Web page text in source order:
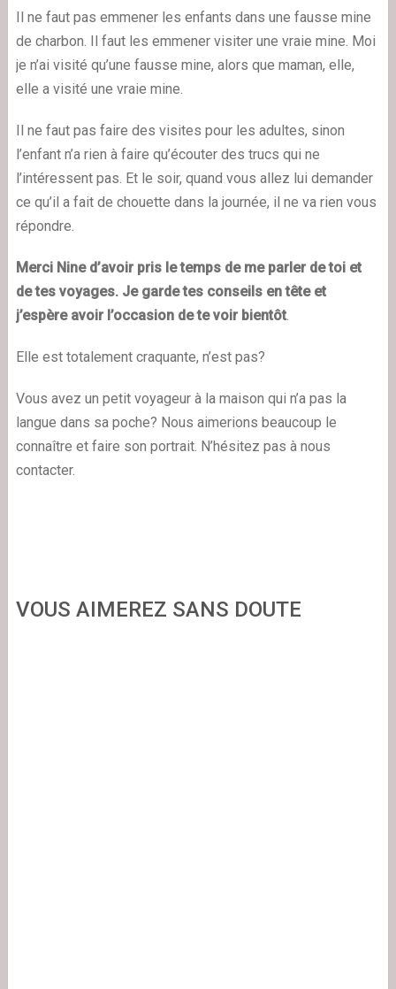
Il ne faut pas emmener les enfants dans une fausse mine
de charbon. Il faut les emmener visiter une vraie mine. Moi
je n’ai visité qu’une fausse mine, alors que maman, elle,
elle a visité une vraie mine.
Il ne faut pas faire des visites pour les adultes, sinon
l’enfant n’a rien à faire qu’écouter des trucs qui ne
l’intéressent pas. Et le soir, quand vous allez lui demander
ce qu’il a fait de chouette dans la journée, il ne va rien vous
répondre.
Merci Nine d’avoir pris le temps de me parler de toi et
de tes voyages. Je garde tes conseils en tête et
j’espère avoir l’occasion de te voir bientôt.
Elle est totalement craquante, n’est pas?
Vous avez un petit voyageur à la maison qui n’a pas la
langue dans sa poche? Nous aimerions beaucoup le
connaître et faire son portrait. N’hésitez pas à nous
contacter.
VOUS AIMEREZ SANS DOUTE